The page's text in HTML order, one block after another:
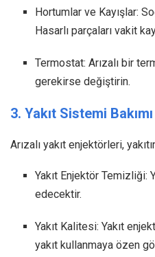
Hortumlar ve Kayışlar:
Hasarlı parçaları vakit
Termostat: Arızalı bir
gerekirse değiştirin.
3. Yakıt Sistemi Bakımı
Arızalı yakıt enjektörleri,
Yakıt Enjektör
edecektir.
Yakıt Kalitesi: Yakıt
yakıt kullanmaya özen